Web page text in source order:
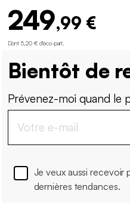
249,99 €
Dont 5,20 € d'éco-part
Bientôt de
Prévenez-moi quand le
Je veux aussi recevoir
dernières tendances.